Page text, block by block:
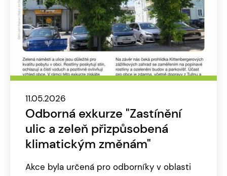
11.05.2026
Odborná exkurze "Zastínění
ulic a zeleň přizpůsobená
klimatickým změnám"
Akce byla určená pro odborníky v oblasti